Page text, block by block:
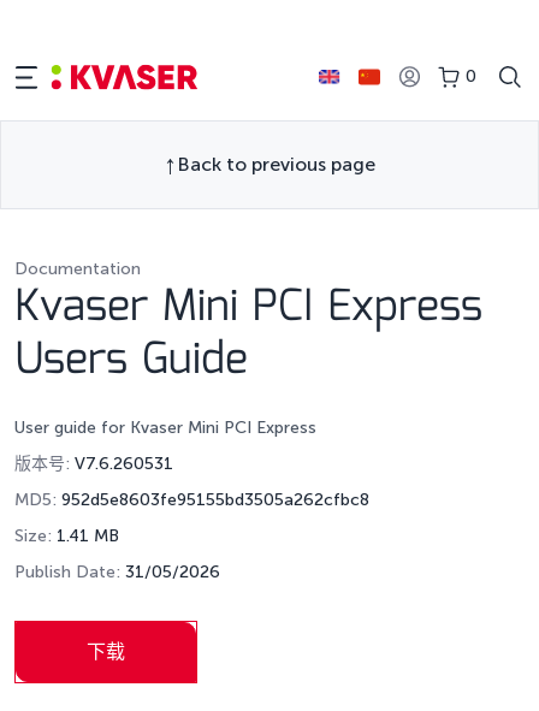
0
Back to previous page
Documentation
Kvaser Mini PCI Express
Users Guide
User guide for Kvaser Mini PCI Express
版本号: V7.6.260531
MD5: 952d5e8603fe95155bd3505a262cfbc8
Size: 1.41 MB
Publish Date: 31/05/2026
下载